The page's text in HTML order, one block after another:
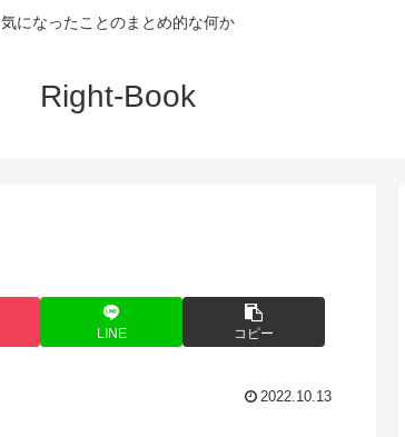
気になったことのまとめ的な何か
Right-Book
LINE コピー
2022.10.13